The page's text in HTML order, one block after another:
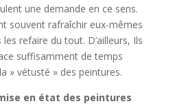
une demande en ce sens.
souvent rafraîchir eux-mêmes
refaire du tout. D’ailleurs, Ils
suffisamment de temps
» vétusté » des peintures.
en état des peintures